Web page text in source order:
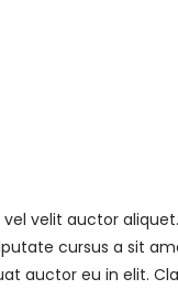
velit auctor
cursus a sit
auctor eu in elit.